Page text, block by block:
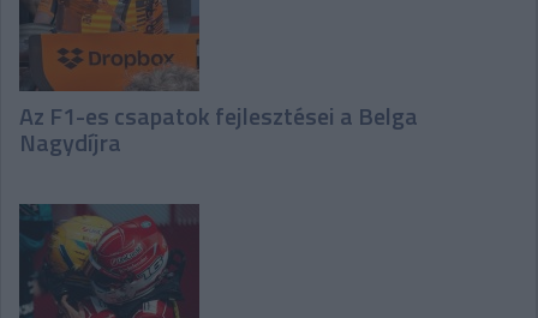
Az F1-es csapatok fejlesztései a Belga
Nagydíjra